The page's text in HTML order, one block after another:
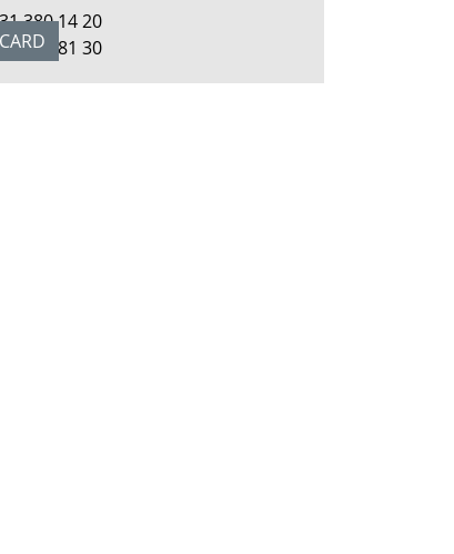
380 14 20
215 81 30